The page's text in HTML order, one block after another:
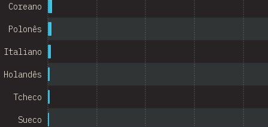
Turkey
Zealand
Chile
Belarus
Denmark
Sueco
Tcheco
Holandês
Italiano
Polonês
Coreano